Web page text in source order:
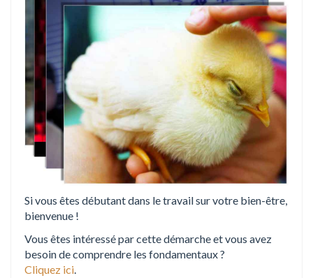
Si vous êtes débutant dans le travail sur votre bien-être,
bienvenue !
Vous êtes intéressé par cette démarche et vous avez
besoin de comprendre les fondamentaux ?
Cliquez ici